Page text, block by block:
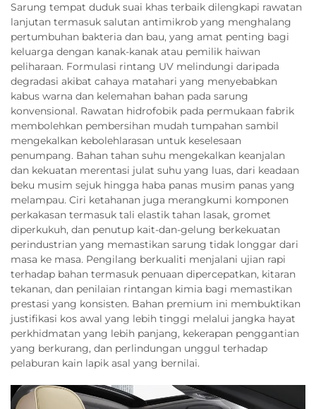
Sarung tempat duduk suai khas terbaik dilengkapi rawatan
lanjutan termasuk salutan antimikrob yang menghalang
pertumbuhan bakteria dan bau, yang amat penting bagi
keluarga dengan kanak-kanak atau pemilik haiwan
peliharaan. Formulasi rintang UV melindungi daripada
degradasi akibat cahaya matahari yang menyebabkan
kabus warna dan kelemahan bahan pada sarung
konvensional. Rawatan hidrofobik pada permukaan fabrik
membolehkan pembersihan mudah tumpahan sambil
mengekalkan kebolehlarasan untuk keselesaan
penumpang. Bahan tahan suhu mengekalkan keanjalan
dan kekuatan merentasi julat suhu yang luas, dari keadaan
beku musim sejuk hingga haba panas musim panas yang
melampau. Ciri ketahanan juga merangkumi komponen
perkakasan termasuk tali elastik tahan lasak, gromet
diperkukuh, dan penutup kait-dan-gelung berkekuatan
perindustrian yang memastikan sarung tidak longgar dari
masa ke masa. Pengilang berkualiti menjalani ujian rapi
terhadap bahan termasuk penuaan dipercepatkan, kitaran
tekanan, dan penilaian rintangan kimia bagi memastikan
prestasi yang konsisten. Bahan premium ini membuktikan
justifikasi kos awal yang lebih tinggi melalui jangka hayat
perkhidmatan yang lebih panjang, kekerapan penggantian
yang berkurang, dan perlindungan unggul terhadap
pelaburan kain lapik asal yang bernilai.